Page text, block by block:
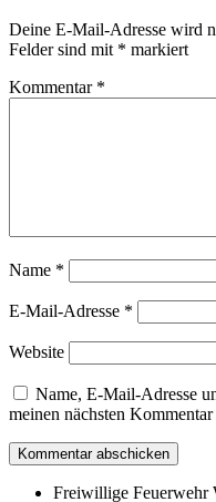
Deine E-Mail-Adresse wird
Felder sind mit * markiert
Kommentar *
Name *
E-Mail-Adresse *
Website
Name, E-Mail-Adresse
meinen nächsten Kommentar
Freiwillige Feuerwehr